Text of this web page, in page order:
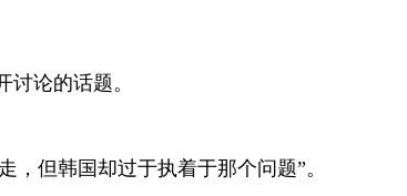
论的话题。
，但韩国却过于执着于那个问题”。